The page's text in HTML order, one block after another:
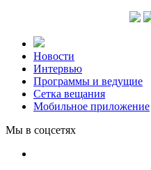
Новости
Интервью
Программы и ведущие
Сетка вещания
Мобильное приложение
Мы в соцсетях